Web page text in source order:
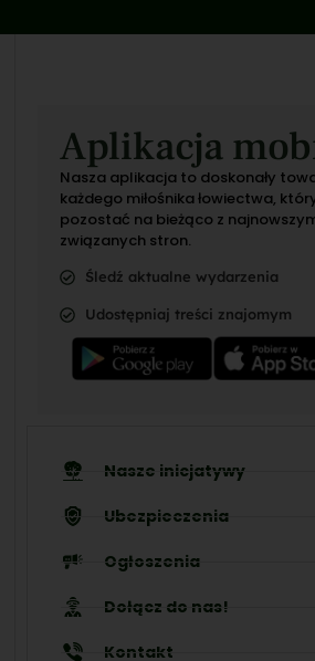
Aplikacja
Nasza aplikacja to doskonały
każdego miłośnika łowiectwa,
pozostać na bieżąco z
związanych stron.
Śledź aktualne wydarzenia
Udostępniaj treści znajomym
Nasze inicjatywy
Ubezpieczenia
Ogłoszenia
Dołącz do nas!
Kontakt